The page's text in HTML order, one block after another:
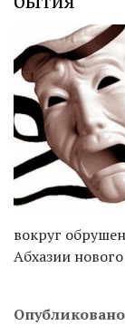
вокруг
Абхазии